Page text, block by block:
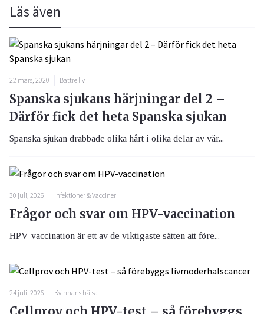
Läs även
22 mars, 2020 Bättre liv
Spanska sjukans härjningar del 2 –
Därför fick det heta Spanska sjukan
Spanska sjukan drabbade olika hårt i olika delar av vär...
30 juli, 2026 Infektioner & Vacciner
Frågor och svar om HPV-vaccination
HPV-vaccination är ett av de viktigaste sätten att före...
24 juli, 2026 Kvinnans hälsa